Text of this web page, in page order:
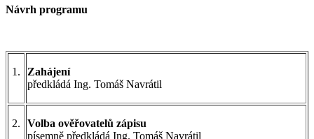
Návrh programu
1.
Zahájení
předkládá Ing. Tomáš Navrátil
2.
Volba ověřovatelů zápisu
písemně předkládá Ing. Tomáš Navrátil